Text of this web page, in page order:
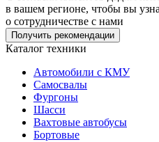
в вашем регионе, чтобы вы
о сотрудничестве с нами
Получить рекомендации
Каталог техники
Автомобили с КМУ
Самосвалы
Фургоны
Шасси
Вахтовые автобусы
Бортовые